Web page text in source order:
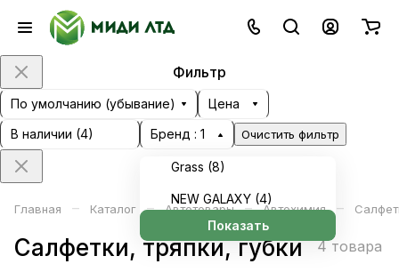
Фильтр
По умолчанию (убывание)
Цена
В наличии (4) Бренд : 1
Grass (8)
NEW GALAXY (4)
Показать
Очистить фильтр
Главная – Каталог – Автотовары – Автохимия –
Салфетки, тряпки, губки 4 товара